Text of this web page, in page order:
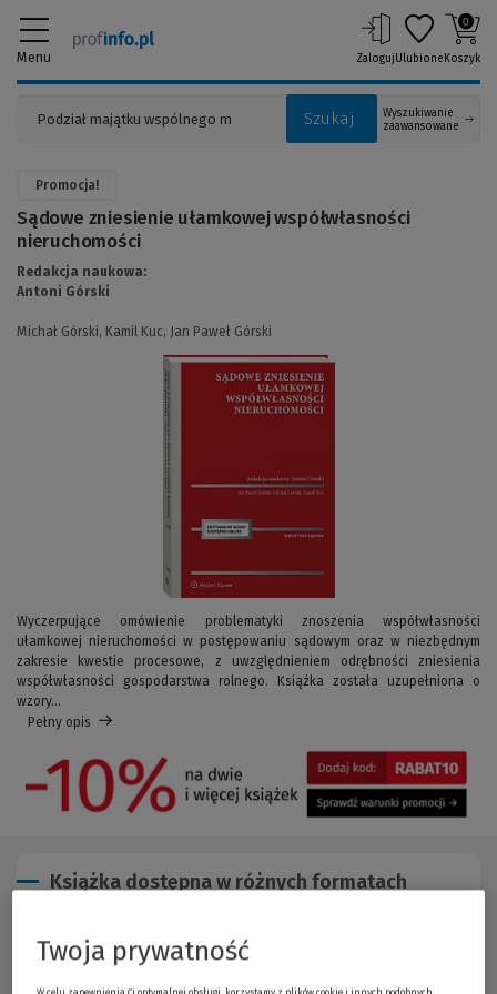
Menu
Szukaj
Wyszukiwanie
zaawansowane
ZalogujUlubione
0
Koszyk
Promocja!
(Link
Wyczerpujące omówienie problematyki znoszenia współwłasności
ułamkowej nieruchomości w postępowaniu sądowym oraz w niezbędnym
zakresie kwestie procesowe, z uwzględnieniem odrębności zniesienia
współwłasności gospodarstwa rolnego. Książka została uzupełniona o
wzory...
Pełny opis
Sądowe zniesienie ułamkowej współwłasności
nieruchomości
Redakcja naukowa:
Antoni Górski
Michał Górski, Kamil Kuc, Jan Paweł Górski
Książka dostępna w różnych formatach
Twoja prywatność